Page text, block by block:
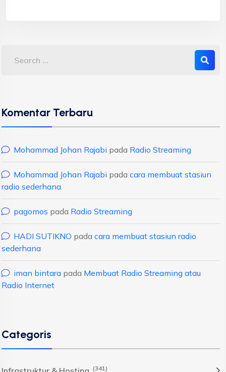
Komentar Terbaru
Mohammad Johan Rajabi pada Radio Streaming
Mohammad Johan Rajabi pada cara membuat stasiun
radio sederhana
pagomos pada Radio Streaming
HADI SUTIKNO pada cara membuat stasiun radio
sederhana
iman bintara pada Membuat Radio Streaming atau
Radio Internet
Categoris
(341)